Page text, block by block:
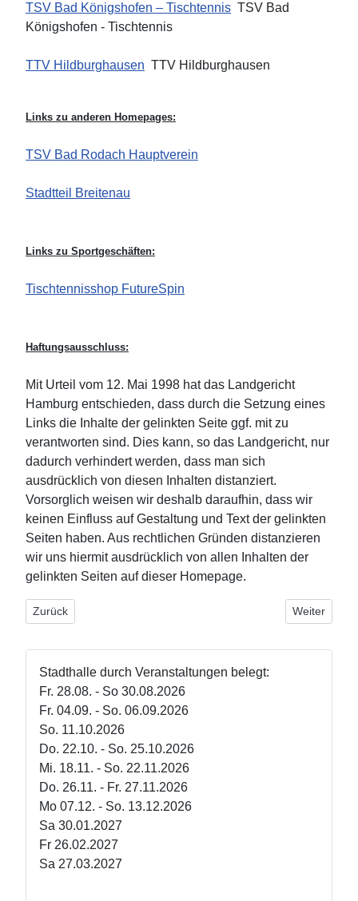
TSV Bad Königshofen – Tischtennis TSV Bad
Königshofen - Tischtennis
TTV Hildburghausen TTV Hildburghausen
Links zu anderen Homepages:
TSV Bad Rodach Hauptverein
Stadtteil Breitenau
Links zu Sportgeschäften:
Tischtennisshop FutureSpin
Haftungsausschluss:
Mit Urteil vom 12. Mai 1998 hat das Landgericht
Hamburg entschieden, dass durch die Setzung eines
Links die Inhalte der gelinkten Seite ggf. mit zu
verantworten sind. Dies kann, so das Landgericht, nur
dadurch verhindert werden, dass man sich
ausdrücklich von diesen Inhalten distanziert.
Vorsorglich weisen wir deshalb daraufhin, dass wir
keinen Einfluss auf Gestaltung und Text der gelinkten
Seiten haben. Aus rechtlichen Gründen distanzieren
wir uns hiermit ausdrücklich von allen Inhalten der
gelinkten Seiten auf dieser Homepage.
Vorheriger Beitrag: Impressum
Zurück Nächster
Weiter
Stadthalle durch Veranstaltungen belegt:
Fr. 28.08. - So 30.08.2026
Fr. 04.09. - So. 06.09.2026
So. 11.10.2026
Do. 22.10. - So. 25.10.2026
Mi. 18.11. - So. 22.11.2026
Do. 26.11. - Fr. 27.11.2026
Mo 07.12. - So. 13.12.2026
Sa 30.01.2027
Fr 26.02.2027
Sa 27.03.2027